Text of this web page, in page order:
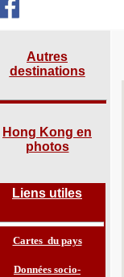
Autres
destinations
Hong Kong en
photos
Liens utiles
Cartes du pays
Données socio-